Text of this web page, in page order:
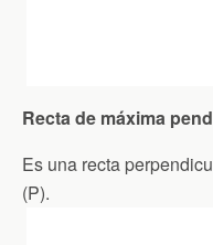
Recta de máxima
Es una recta
(P).